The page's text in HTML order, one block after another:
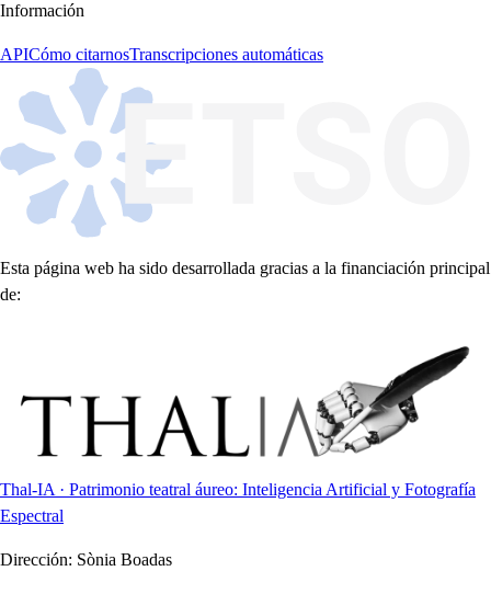
Información
APICómo citarnosTranscripciones automáticas
Esta página web ha sido desarrollada gracias a la financiación principal
de:
Thal-IA · Patrimonio teatral áureo: Inteligencia Artificial y Fotografía
Espectral
Dirección: Sònia Boadas